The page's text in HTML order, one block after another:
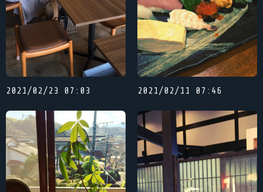
2021/02/23 07:03 2021/02/11 07:46